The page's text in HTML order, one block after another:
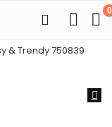
0
& Trendy 750839